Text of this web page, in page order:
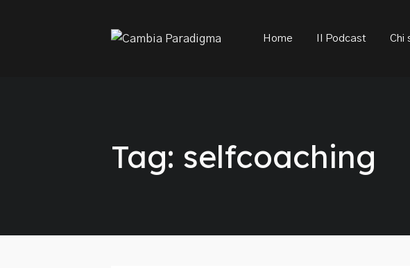
Home Il Podcast Chi
Tag: selfcoaching